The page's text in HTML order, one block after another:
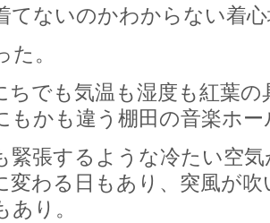
てないのかわからない着
。
ちでも気温も湿度も紅葉
もかも違う棚田の音楽ホー
緊張するような冷たい空
変わる日もあり、突風が
り。